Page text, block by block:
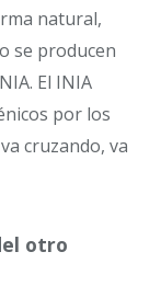
natural,
se producen
El INIA
por los
cruzando, va
otro